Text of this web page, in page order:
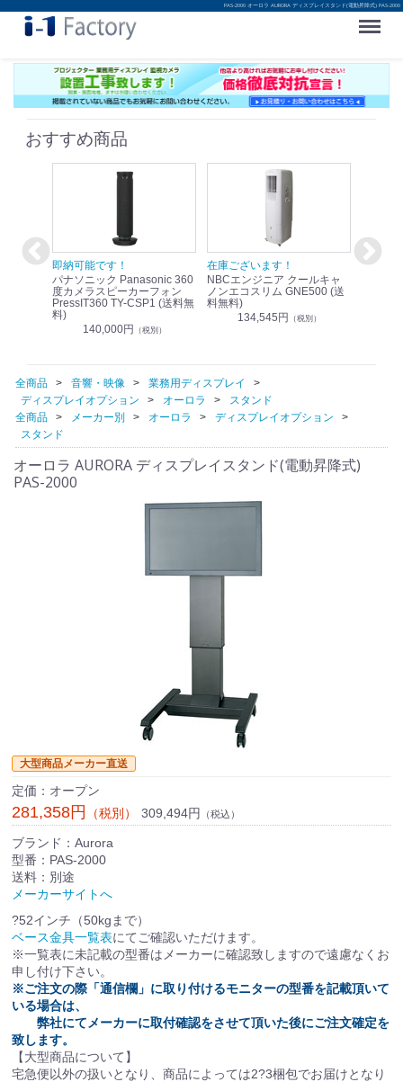
PAS-2000 オーロラ AURORA ディスプレイスタンド(電動昇降式) PAS-2000
Menu
おすすめ商品
即納可能です！
パナソニック Panasonic 360
度カメラスピーカーフォン
PressIT360 TY-CSP1 (送料無
料)
140,000円 （税別）
在庫ございます！
NBCエンジニア クールキャ
ノンエコスリム GNE500 (送
料無料)
134,545円 （税別）
即納可
全商品 音響・映像
業務用ディスプレイ
ディスプレイオプション
オーロラ
スタンド
全商品
メーカー別 オーロラ
ディスプレイオプション
スタンド
オーロラ AURORA ディスプレイスタンド(電動昇降式)
PAS-2000
大型商品メーカー直送
定価：オープン
281,358円 （税別） 309,494円 （税込）
ブランド：Aurora
型番：PAS-2000
送料：別途
メーカーサイトへ
?52インチ（50kgまで）
ベース金具一覧表にてご確認いただけます。
※一覧表に未記載の型番はメーカーに確認致しますので遠慮なくお
申し付け下さい。
※ご注文の際「通信欄」に取り付けるモニターの型番を記載頂いて
いる場合は、
弊社にてメーカーに取付確認をさせて頂いた後にご注文確定を
致します。
【大型商品について】
宅急便以外の扱いとなり、商品によっては2?3梱包でお届けとなり